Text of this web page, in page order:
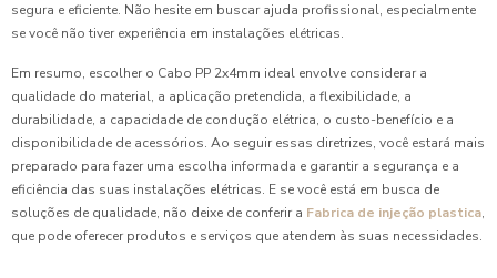
segura e eficiente. Não hesite em buscar ajuda profissional, especialmente
se você não tiver experiência em instalações elétricas.
Em resumo, escolher o Cabo PP 2x4mm ideal envolve considerar a
qualidade do material, a aplicação pretendida, a flexibilidade, a
durabilidade, a capacidade de condução elétrica, o custo-benefício e a
disponibilidade de acessórios. Ao seguir essas diretrizes, você estará mais
preparado para fazer uma escolha informada e garantir a segurança e a
eficiência das suas instalações elétricas. E se você está em busca de
soluções de qualidade, não deixe de conferir a Fabrica de injeção plastica,
que pode oferecer produtos e serviços que atendem às suas necessidades.